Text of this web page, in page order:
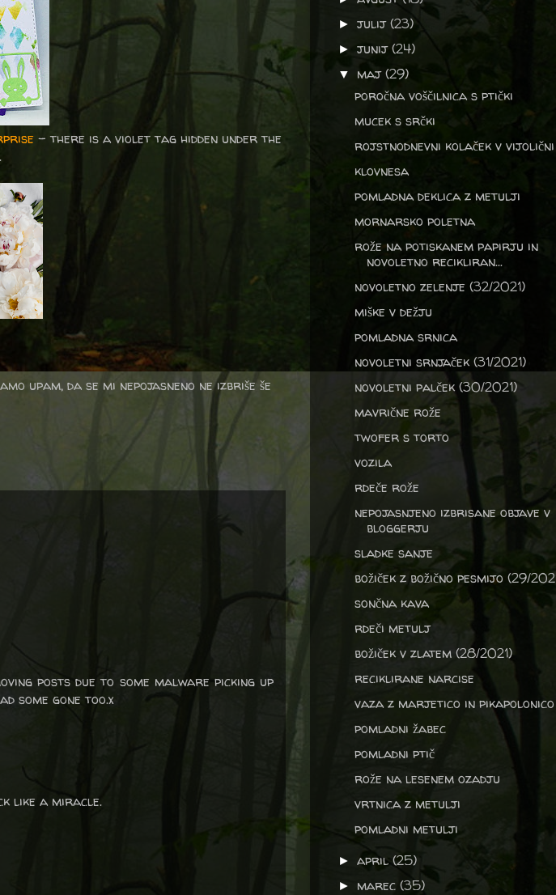
- there is a violet tag hidden under the
upam, da se mi nepojasneno ne izbriše še
posts due to some malware picking up
some gone too.x
like a miracle.
►julij(23)
►junij(24)
▼ maj(29)
poročna voščilnica s ptički
mucek s srčki
rojstnodnevni kolaček v vijolični
klovnesa
pomladna deklica z metulji
mornarsko poletna
rože na potiskanem papirju in
novoletno recikliran...
novoletno zelenje (32/2021)
miške v dežju
pomladna srnica
novoletni srnjaček (31/2021)
novoletni palček (30/2021)
mavrične rože
twofer s torto
vozila
rdeče rože
nepojasnjeno izbrisane objave v
bloggerju
sladke sanje
božiček z božično pesmijo (29/
sončna kava
rdeči metulj
božiček v zlatem (28/2021)
reciklirane narcise
vaza z marjetico in pikapolonico
pomladni žabec
pomladni ptič
rože na lesenem ozadju
vrtnica z metulji
pomladni metulji
►april(25)
► marec(35)